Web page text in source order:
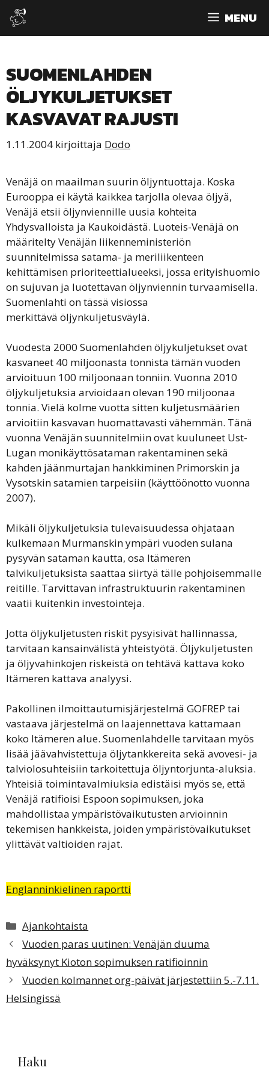
Siirry
sisältöön
MENU
SUOMENLAHDEN
ÖLJYKULJETUKSET
KASVAVAT RAJUSTI
1.11.2004 kirjoittaja Dodo
Venäjä on maailman suurin öljyntuottaja. Koska
Eurooppa ei käytä kaikkea tarjolla olevaa öljyä,
Venäjä etsii öljynviennille uusia kohteita
Yhdysvalloista ja Kaukoidästä. Luoteis-Venäjä on
määritelty Venäjän liikenneministeriön
suunnitelmissa satama- ja meriliikenteen
kehittämisen prioriteettialueeksi, jossa erityishuomio
on sujuvan ja luotettavan öljynviennin turvaamisella.
Suomenlahti on tässä visiossa
merkittävä öljynkuljetusväylä.
Vuodesta 2000 Suomenlahden öljykuljetukset ovat
kasvaneet 40 miljoonasta tonnista tämän vuoden
arvioituun 100 miljoonaan tonniin. Vuonna 2010
öljykuljetuksia arvioidaan olevan 190 miljoonaa
tonnia. Vielä kolme vuotta sitten kuljetusmäärien
arvioitiin kasvavan huomattavasti vähemmän. Tänä
vuonna Venäjän suunnitelmiin ovat kuuluneet Ust-
Lugan monikäyttösataman rakentaminen sekä
kahden jäänmurtajan hankkiminen Primorskin ja
Vysotskin satamien tarpeisiin (käyttöönotto vuonna
2007).
Mikäli öljykuljetuksia tulevaisuudessa ohjataan
kulkemaan Murmanskin ympäri vuoden sulana
pysyvän sataman kautta, osa Itämeren
talvikuljetuksista saattaa siirtyä tälle pohjoisemmalle
reitille. Tarvittavan infrastruktuurin rakentaminen
vaatii kuitenkin investointeja.
Jotta öljykuljetusten riskit pysyisivät hallinnassa,
tarvitaan kansainvälistä yhteistyötä. Öljykuljetusten
ja öljyvahinkojen riskeistä on tehtävä kattava koko
Itämeren kattava analyysi.
Pakollinen ilmoittautumisjärjestelmä GOFREP tai
vastaava järjestelmä on laajennettava kattamaan
koko Itämeren alue. Suomenlahdelle tarvitaan myös
lisää jäävahvistettuja öljytankkereita sekä avovesi- ja
talviolosuhteisiin tarkoitettuja öljyntorjunta-aluksia.
Yhteisiä toimintavalmiuksia edistäisi myös se, että
Venäjä ratifioisi Espoon sopimuksen, joka
mahdollistaa ympäristövaikutusten arvioinnin
tekemisen hankkeista, joiden ympäristövaikutukset
ylittävät valtioiden rajat.
Englanninkielinen raportti
Kategoriat
Ajankohtaista
Vuoden paras uutinen: Venäjän duuma
hyväksynyt Kioton sopimuksen ratifioinnin
Vuoden kolmannet org-päivät järjestettiin 5.-7.11.
Helsingissä
Haku